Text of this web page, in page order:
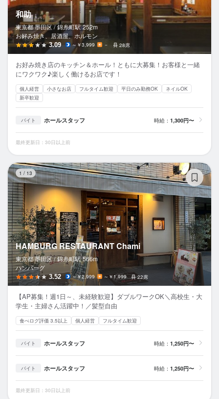
和助
東京都 墨田区 / 錦糸町駅 252m
お好み焼き、居酒屋、ホルモン
3.09 ～￥3,999 － 28席
お好み焼き店のキッチン＆ホール！ともに大募集！お客様と一緒
にワクワク♪楽しく働けるお店です！
個人経営 小さなお店 フルタイム歓迎 平日のみ勤務OK
ネイルOK
新卒歓迎
バイト ホールスタッフ 時給： 1,300円〜
最終更新日：30日以上前
1 / 13
HAMBURG RESTAURANT Chami
東京都 墨田区 / 錦糸町駅 566m
ハンバーグ
3.52 ～￥2,999 ～￥1,999 22席
【AP募集！週1日～、未経験歓迎】ダブルワークOK＼高校生・大
学生・主婦さん活躍中！／髪型自由
食べログ評価 3.5以上 個人経営 フルタイム歓迎
バイト ホールスタッフ 時給： 1,250円〜
バイト ホールスタッフ 時給： 1,250円〜
最終更新日：30日以上前